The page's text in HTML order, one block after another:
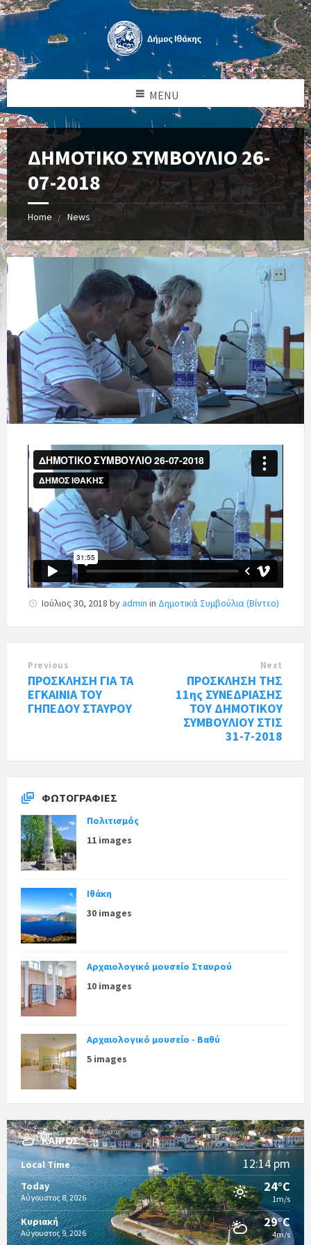
MENU
ΔΗΜΟΤΙΚΟ ΣΥΜΒΟΥΛΙΟ 26-
07-2018
Home News
Ιούλιος 30, 2018 byadmin in Δημοτικά Συμβούλια (Βίντεο)
Previous
ΠΡΟΣΚΛΗΣΗ ΓΙΑ ΤΑ
ΕΓΚΑΙΝΙΑ ΤΟΥ
ΓΗΠΕΔΟΥ ΣΤΑΥΡΟΥ
Next
ΠΡΟΣΚΛΗΣΗ ΤΗΣ
11ης ΣΥΝΕΔΡΙΑΣΗΣ
ΤΟΥ ΔΗΜΟΤΙΚΟΥ
ΣΥΜΒΟΥΛΙΟΥ ΣΤΙΣ
31-7-2018
ΦΩΤΟΓΡΑΦΊΕΣ
Πολιτισμός
11 images
Ιθάκη
30 images
Αρχαιολογικό μουσείο Σταυρού
10 images
Αρχαιολογικό μουσείο - Βαθύ
5 images
ΚΑΙΡΌΣ
Local Time 12:14 pm
Today
Αύγουστος 8, 2026
24°C
1m/s
Κυριακή
Αύγουστος 9, 2026
29°C
4m/s